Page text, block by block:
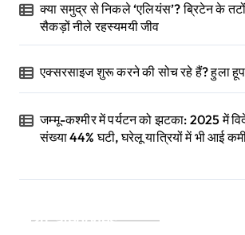
क्या समुद्र से निकले ‘एलियंस’? ब्रिटेन के
सैकड़ों नीले रहस्यमयी जीव
एक्सरसाइज शुरू करने की सोच रहे हैं? हुला
जम्मू-कश्मीर में पर्यटन को झटका: 2025 में
संख्या 44% घटी, घरेलू यात्रियों में भी आई
Categories